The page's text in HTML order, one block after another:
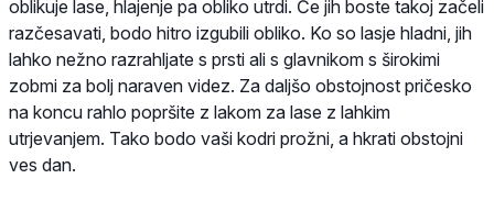
oblikuje lase, hlajenje pa obliko utrdi. Če jih boste takoj začeli
razčesavati, bodo hitro izgubili obliko. Ko so lasje hladni, jih
lahko nežno razrahljate s prsti ali s glavnikom s širokimi
zobmi za bolj naraven videz. Za daljšo obstojnost pričesko
na koncu rahlo popršite z lakom za lase z lahkim
utrjevanjem. Tako bodo vaši kodri prožni, a hkrati obstojni
ves dan.